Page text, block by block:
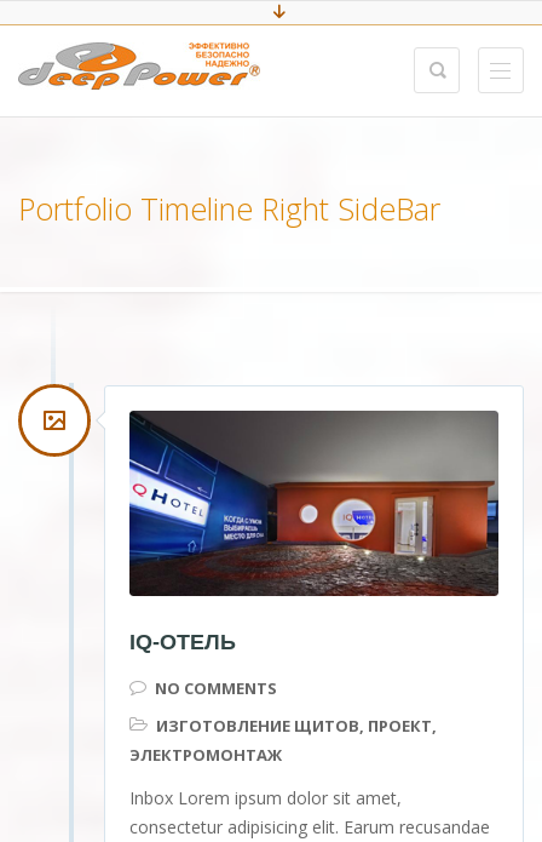
Portfolio Timeline Right SideBar
IQ-ОТЕЛЬ
NO COMMENTS
ИЗГОТОВЛЕНИЕ ЩИТОВ ПРОЕКТ
ЭЛЕКТРОМОНТАЖ
Inbox Lorem ipsum dolor sit amet,
consectetur adipisicing elit. Earum recusandae